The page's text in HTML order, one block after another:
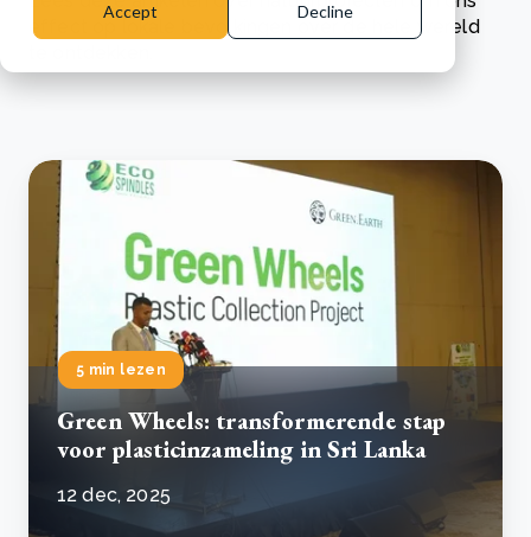
Accept Decline
effect op lokale bevolkingen over de hele wereld
5 min lezen
Green Wheels: transformerende stap
voor plasticinzameling in Sri Lanka
12 dec, 2025